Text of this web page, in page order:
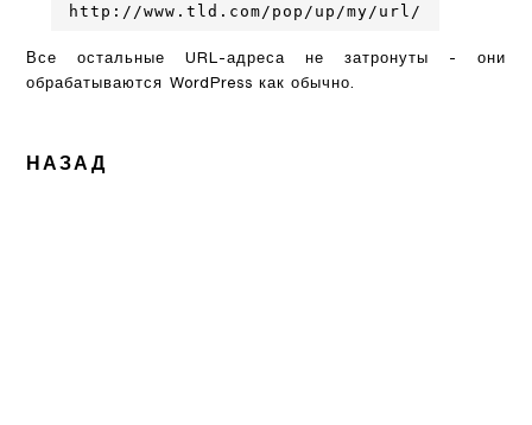
http://www.tld.com/pop/up/my/url/
Все остальные URL-адреса не затронуты - они
обрабатываются WordPress как обычно.
НАЗАД